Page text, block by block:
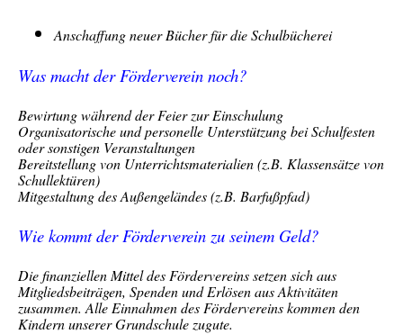
Anschaffung neuer Bücher für die Schulbücherei
Was macht der Förderverein noch?
Bewirtung während der Feier zur Einschulung
Organisatorische und personelle Unterstützung bei Schulfesten
oder sonstigen Veranstaltungen
Bereitstellung von Unterrichtsmaterialien (z.B. Klassensätze von
Schullektüren)
Mitgestaltung des Außengeländes (z.B. Barfußpfad)
Wie kommt der Förderverein zu seinem Geld?
Die finanziellen Mittel des Fördervereins setzen sich aus
Mitgliedsbeiträgen, Spenden und Erlösen aus Aktivitäten
zusammen. Alle Einnahmen des Fördervereins kommen den
Kindern unserer Grundschule zugute.